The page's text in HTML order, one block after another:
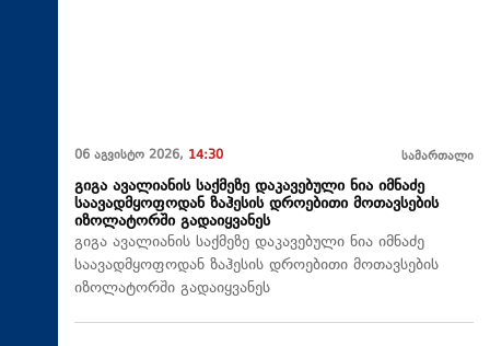
06 აგვისტო 2026, 14:30 სამართალი
გიგა ავალიანის საქმეზე დაკავებული ნია იმნაძე
საავადმყოფოდან ზაჰესის დროებითი მოთავსების
იზოლატორში გადაიყვანეს
გიგა ავალიანის საქმეზე დაკავებული ნია იმნაძე
საავადმყოფოდან ზაჰესის დროებითი მოთავსების
იზოლატორში გადაიყვანეს